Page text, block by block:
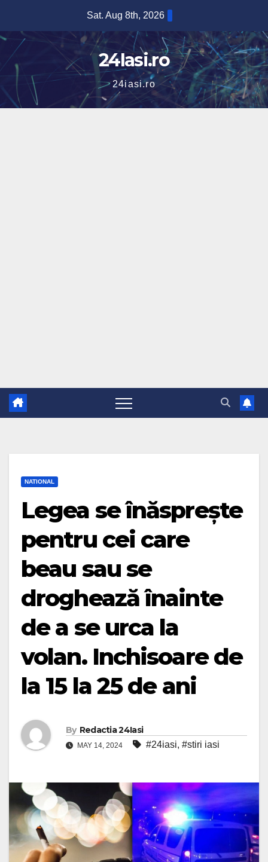
content
Sat. Aug 8th, 2026
24Iasi.ro
24iasi.ro
NATIONAL
Legea se înăsprește
pentru cei care
beau sau se
droghează înainte
de a se urca la
volan. Inchisoare de
la 15 la 25 de ani
By Redactia 24Iasi
MAY 14, 2024 #24iasi, #stiri iasi